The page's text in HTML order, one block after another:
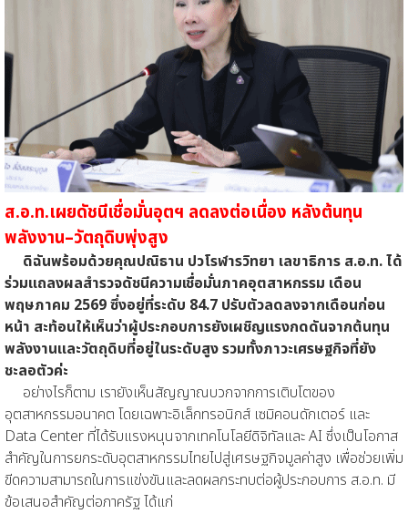
ส.อ.ท.เผยดัชนีเชื่อมั่นอุตฯ ลดลงต่อเนื่อง หลังต้นทุน
พลังงาน–วัตถุดิบพุ่งสูง
ดิฉันพร้อมด้วยคุณปณิธาน ปวโรฬารวิทยา เลขาธิการ ส.อ.ท. ได้
ร่วมแถลงผลสำรวจดัชนีความเชื่อมั่นภาคอุตสาหกรรม เดือน
พฤษภาคม 2569 ซึ่งอยู่ที่ระดับ 84.7 ปรับตัวลดลงจากเดือนก่อน
หน้า สะท้อนให้เห็นว่าผู้ประกอบการยังเผชิญแรงกดดันจากต้นทุน
พลังงานและวัตถุดิบที่อยู่ในระดับสูง รวมทั้งภาวะเศรษฐกิจที่ยัง
ชะลอตัวค่ะ
อย่างไรก็ตาม เรายังเห็นสัญญาณบวกจากการเติบโตของ
อุตสาหกรรมอนาคต โดยเฉพาะอิเล็กทรอนิกส์ เซมิคอนดักเตอร์ และ
Data Center ที่ได้รับแรงหนุนจากเทคโนโลยีดิจิทัลและ AI ซึ่งเป็นโอกาส
สำคัญในการยกระดับอุตสาหกรรมไทยไปสู่เศรษฐกิจมูลค่าสูง เพื่อช่วยเพิ่ม
ขีดความสามารถในการแข่งขันและลดผลกระทบต่อผู้ประกอบการ ส.อ.ท. มี
ข้อเสนอสำคัญต่อภาครัฐ ได้แก่